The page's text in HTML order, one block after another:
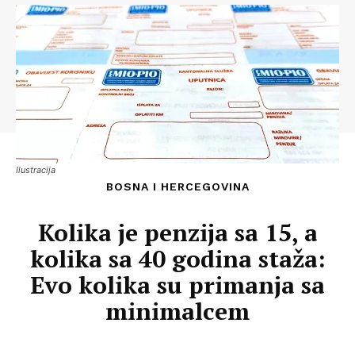
Ilustracija
BOSNA I HERCEGOVINA
Kolika je penzija sa 15, a
kolika sa 40 godina staža:
Evo kolika su primanja sa
minimalcem